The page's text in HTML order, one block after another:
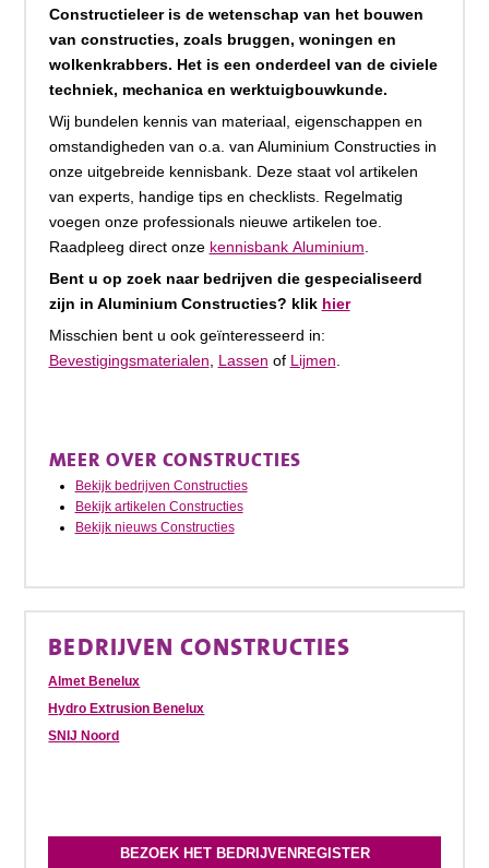
Constructieleer is de wetenschap van het bouwen
van constructies, zoals bruggen, woningen en
wolkenkrabbers. Het is een onderdeel van de civiele
techniek, mechanica en werktuigbouwkunde.
Wij bundelen kennis van materiaal, eigenschappen en
omstandigheden van o.a. van Aluminium Constructies in
onze uitgebreide kennisbank. Deze staat vol artikelen
van experts, handige tips en checklists. Regelmatig
voegen onze professionals nieuwe artikelen toe.
Raadpleeg direct onze kennisbank Aluminium
Bent u op zoek naar bedrijven die gespecialiseerd
zijn in Aluminium Constructies? klik hier
Misschien bent u ook geïnteresseerd in:
Bevestigingsmaterialen
Lassen of Lijmen
MEER OVER CONSTRUCTIES
Bekijk bedrijven Constructies
Bekijk artikelen Constructies
Bekijk nieuws Constructies
BEDRIJVEN CONSTRUCTIES
Almet Benelux
Hydro Extrusion Benelux
SNIJ Noord
BEZOEK HET BEDRIJVENREGISTER